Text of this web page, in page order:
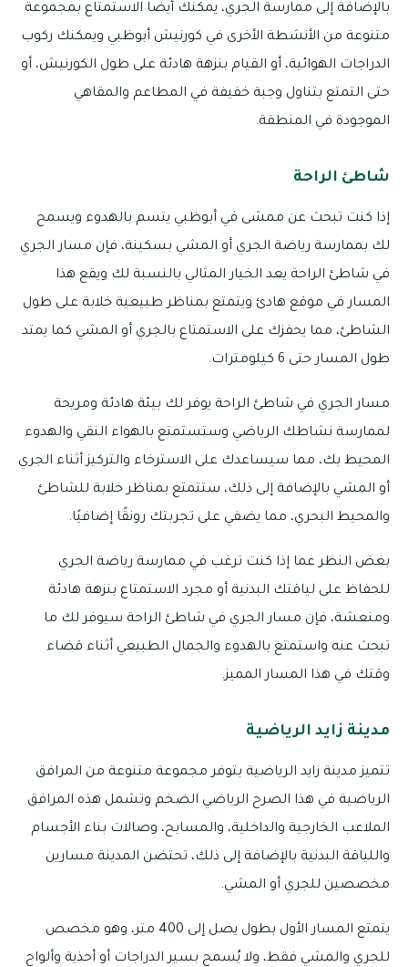
بالإضافة إلى ممارسة الجري، يمكنك أيضًا الاستمتاع بمجموعة
متنوعة من الأنشطة الأخرى في كورنيش أبوظبي ويمكنك ركوب
الدراجات الهوائية، أو القيام بنزهة هادئة على طول الكورنيش، أو
حتى التمتع بتناول وجبة خفيفة في المطاعم والمقاهي
الموجودة في المنطقة.
شاطئ الراحة
إذا كنت تبحث عن ممشى في أبوظبي يتسم بالهدوء ويسمح
لك بممارسة رياضة الجري أو المشي بسكينة، فإن مسار الجري
في شاطئ الراحة يعد الخيار المثالي بالنسبة لك ويقع هذا
المسار في موقع هادئ ويتمتع بمناظر طبيعية خلابة على طول
الشاطئ، مما يحفزك على الاستمتاع بالجري أو المشي كما يمتد
طول المسار حتى 6 كيلومترات.
مسار الجري في شاطئ الراحة يوفر لك بيئة هادئة ومريحة
لممارسة نشاطك الرياضي وستستمتع بالهواء النقي والهدوء
المحيط بك، مما سيساعدك على الاسترخاء والتركيز أثناء الجري
أو المشي بالإضافة إلى ذلك، ستتمتع بمناظر خلابة للشاطئ
والمحيط البحري، مما يضفي على تجربتك رونقًا إضافيًا.
بغض النظر عما إذا كنت ترغب في ممارسة رياضة الجري
للحفاظ على لياقتك البدنية أو مجرد الاستمتاع بنزهة هادئة
ومنعشة، فإن مسار الجري في شاطئ الراحة سيوفر لك ما
تبحث عنه واستمتع بالهدوء والجمال الطبيعي أثناء قضاء
وقتك في هذا المسار المميز.
مدينة زايد الرياضية
تتميز مدينة زايد الرياضية بتوفر مجموعة متنوعة من المرافق
الرياضية في هذا الصرح الرياضي الضخم وتشمل هذه المرافق
الملاعب الخارجية والداخلية، والمسابح، وصالات بناء الأجسام
واللياقة البدنية بالإضافة إلى ذلك، تحتضن المدينة مسارين
مخصصين للجري أو المشي.
يتمتع المسار الأول بطول يصل إلى 400 متر، وهو مخصص
للجري والمشي فقط، ولا يُسمح بسير الدراجات أو أحذية وألواح